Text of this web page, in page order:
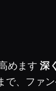
めます 深
、ファ